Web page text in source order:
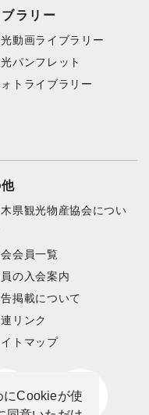
にCookieが使
ラリー
動画ライブラリー
パンフレット
トライブラリー
県観光物産協会につい
会員一覧
の入会案内
掲載について
リンク
トマップ